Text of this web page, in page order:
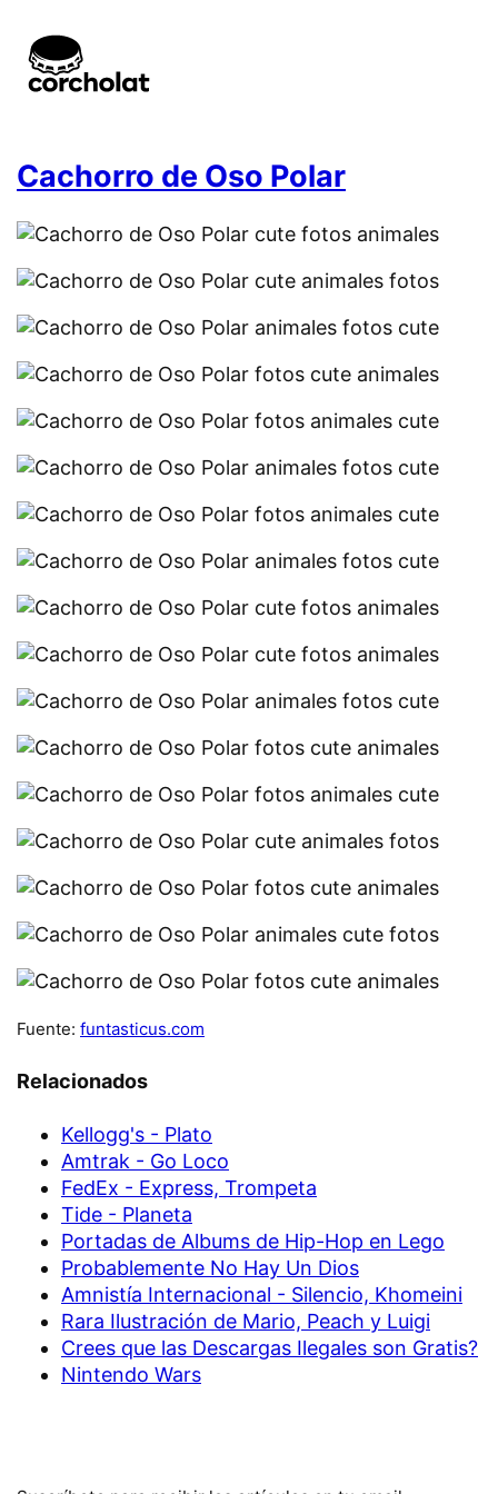
Cachorro de Oso Polar
Fuente: funtasticus.com
Relacionados
Kellogg's - Plato
Amtrak - Go Loco
FedEx - Express, Trompeta
Tide - Planeta
Portadas de Albums de Hip-Hop en Lego
Probablemente No Hay Un Dios
Amnistía Internacional - Silencio, Khomeini
Rara Ilustración de Mario, Peach y Luigi
Crees que las Descargas Ilegales son Gratis?
Nintendo Wars